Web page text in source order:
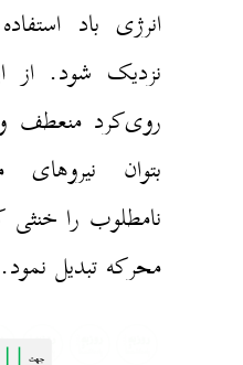
انرژی باد
نزدیک شود. از
روی‌کرد منعطف
بتوان
نامطلوب را
محرکه تبدیل نمود.